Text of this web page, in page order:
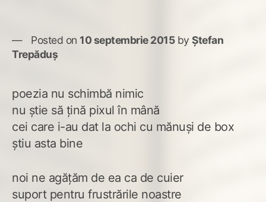
Posted on 10 septembrie 2015by Ștefan
Trepăduș
poezia nu schimbă nimic
nu știe să țină pixul în mână
cei care i-au dat la ochi cu mănuși de box
știu asta bine
noi ne agățăm de ea ca de cuier
suport pentru frustrările noastre